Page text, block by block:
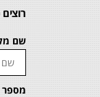
שם
מספר